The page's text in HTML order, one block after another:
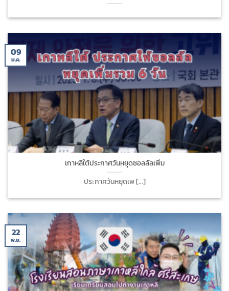
เกาหลีใต้ประกาศวันหยุดซอลลัลเพิ่ม
ประกาศวันหยุดเพ [...]
09
ม.ค.
22
พ.ย.